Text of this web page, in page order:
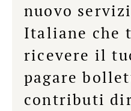
nuovo
Italiane che
ricevere il
pagare
contributi